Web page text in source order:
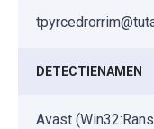
DETECTIENAMEN
Avast